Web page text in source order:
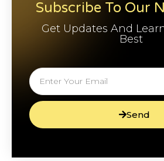
Subscribe To Our
Get Updates And
Best
Send